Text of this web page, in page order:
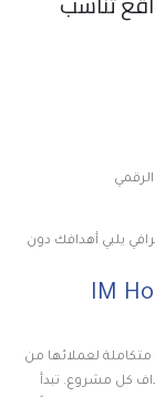
يلبي أهدافك دون
لعملائها من
كل مشروع. تبدأ